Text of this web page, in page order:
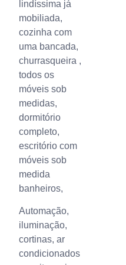
lindíssima já
mobiliada,
cozinha com
uma bancada,
churrasqueira ,
todos os
móveis sob
medidas,
dormitório
completo,
escritório com
móveis sob
medida
banheiros,
Automação,
iluminação,
cortinas, ar
condicionados